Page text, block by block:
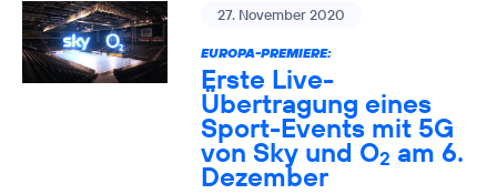
27. November 2020
EUROPA-PREMIERE:
Erste Live-
Übertragung eines
Sport-Events mit 5G
von Sky und O2 am 6.
Dezember